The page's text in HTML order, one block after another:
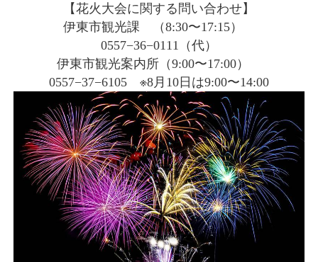
【花火大会に関する問い合わせ】
伊東市観光課 （8:30〜17:15）
0557−36−0111（代）
伊東市観光案内所（9:00〜17:00）
0557−37−6105 ※8月10日は9:00〜14:00